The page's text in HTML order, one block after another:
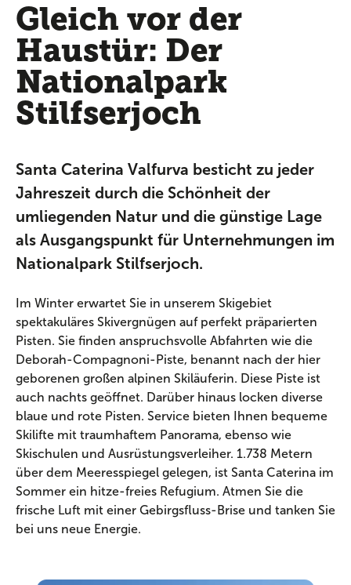
Gleich vor der
Haustür: Der
Nationalpark
Stilfserjoch
Santa Caterina Valfurva besticht zu jeder
Jahreszeit durch die Schönheit der
umliegenden Natur und die günstige Lage
als Ausgangspunkt für Unternehmungen im
Nationalpark Stilfserjoch.
Im Winter erwartet Sie in unserem Skigebiet
spektakuläres Skivergnügen auf perfekt präparierten
Pisten. Sie finden anspruchsvolle Abfahrten wie die
Deborah-Compagnoni-Piste, benannt nach der hier
geborenen großen alpinen Skiläuferin. Diese Piste ist
auch nachts geöffnet. Darüber hinaus locken diverse
blaue und rote Pisten. Service bieten Ihnen bequeme
Skilifte mit traumhaftem Panorama, ebenso wie
Skischulen und Ausrüstungsverleiher. 1.738 Metern
über dem Meeresspiegel gelegen, ist Santa Caterina im
Sommer ein hitze-freies Refugium. Atmen Sie die
frische Luft mit einer Gebirgsfluss-Brise und tanken Sie
bei uns neue Energie.